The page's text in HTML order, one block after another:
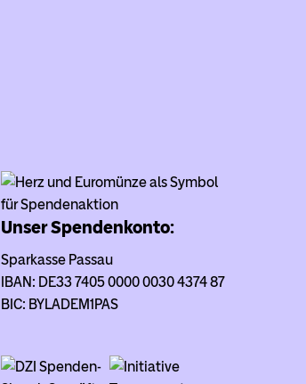
Unser Spendenkonto:
Sparkasse Passau
IBAN: DE33 7405 0000 0030 4374 87
BIC: BYLADEM1PAS